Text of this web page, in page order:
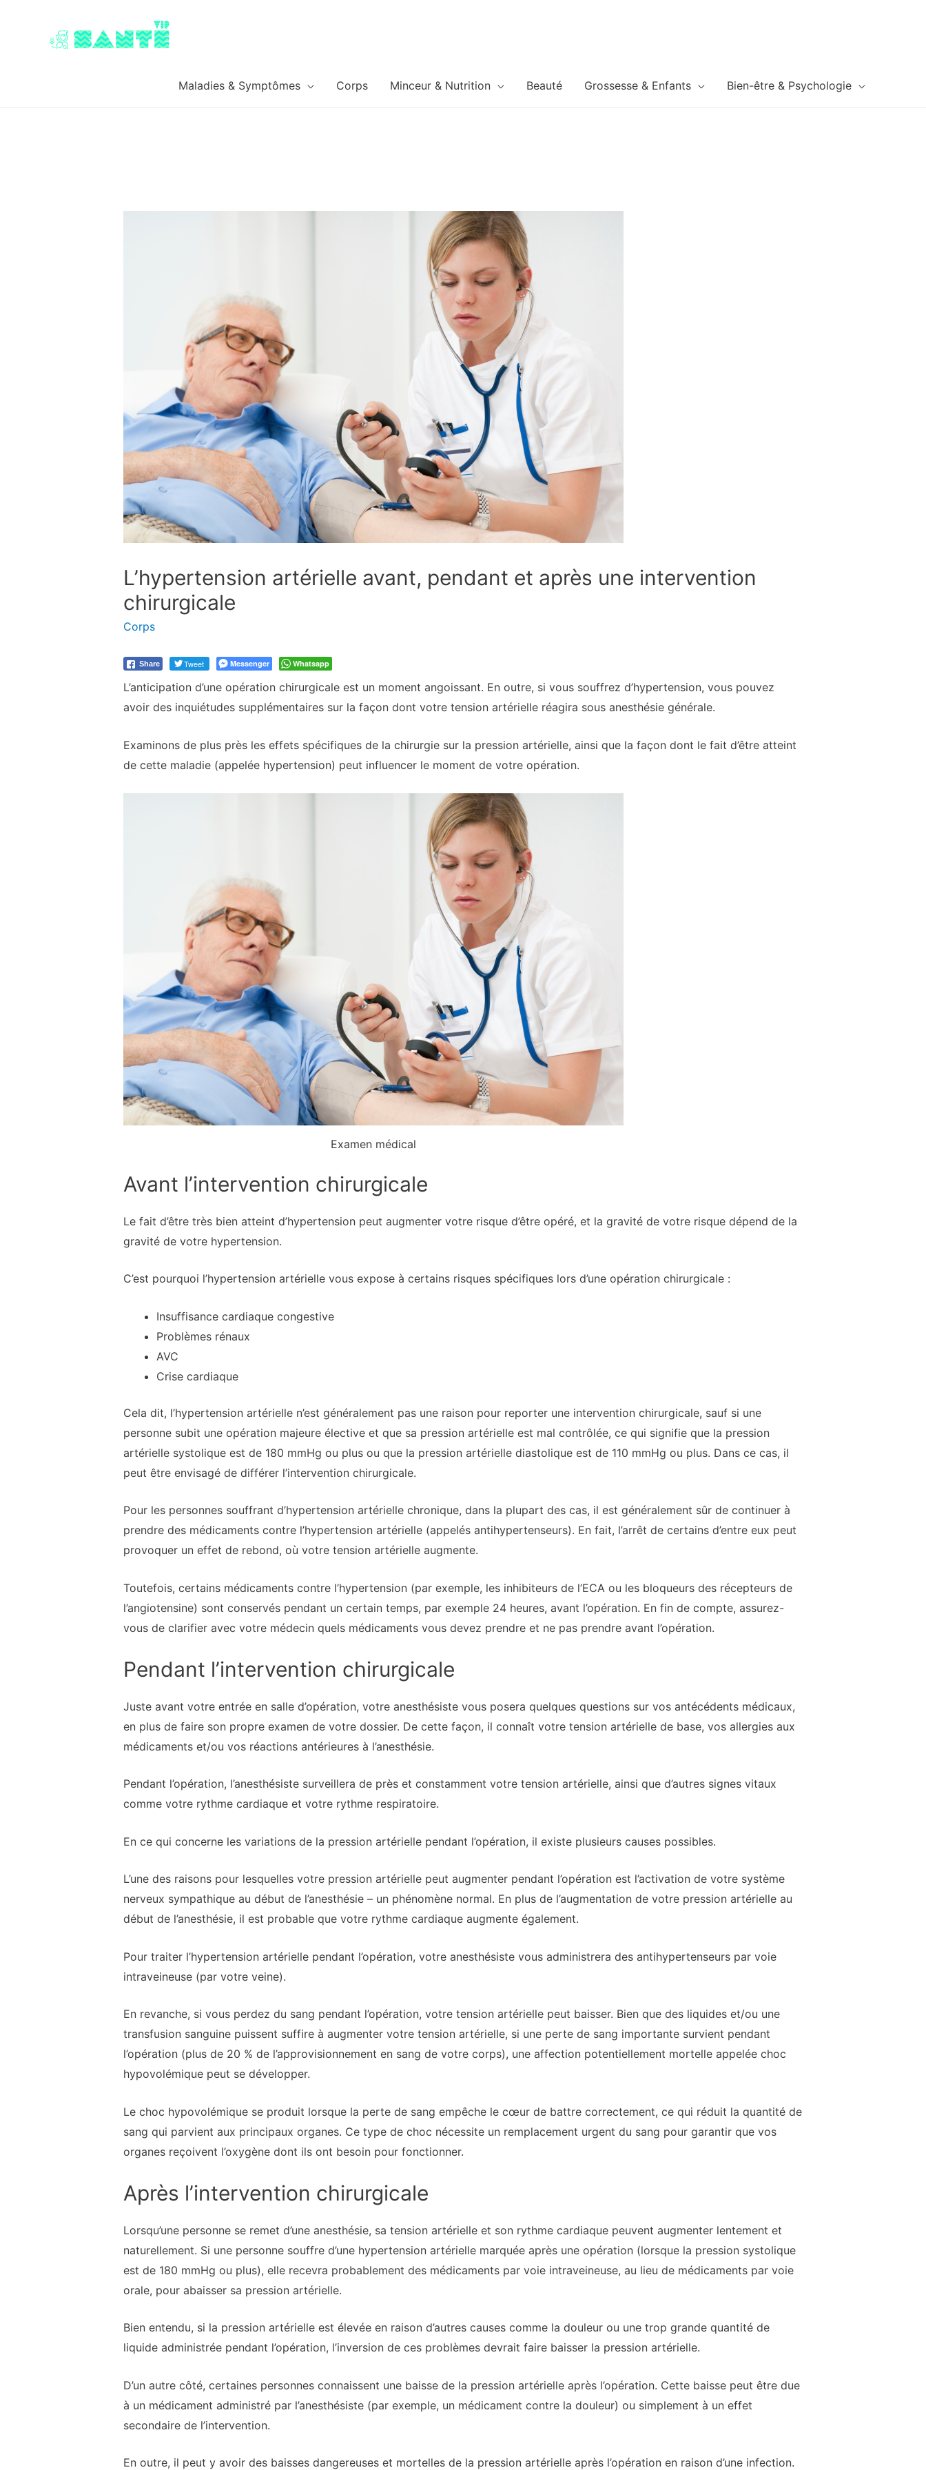
Maladies & Symptômes Corps Minceur & Nutrition Beauté Grossesse & Enfants Bien-être & Psychologie
L’hypertension artérielle avant, pendant et après une intervention
chirurgicale
Corps
Share Tweet Messenger Whatsapp
L’anticipation d’une opération chirurgicale est un moment angoissant. En outre, si vous souffrez d’hypertension, vous pouvez
avoir des inquiétudes supplémentaires sur la façon dont votre tension artérielle réagira sous anesthésie générale.
Examinons de plus près les effets spécifiques de la chirurgie sur la pression artérielle, ainsi que la façon dont le fait d’être atteint
de cette maladie (appelée hypertension) peut influencer le moment de votre opération.
Examen médical
Avant l’intervention chirurgicale
Le fait d’être très bien atteint d’hypertension peut augmenter votre risque d’être opéré, et la gravité de votre risque dépend de la
gravité de votre hypertension.
C’est pourquoi l’hypertension artérielle vous expose à certains risques spécifiques lors d’une opération chirurgicale :
Insuffisance cardiaque congestive
Problèmes rénaux
AVC
Crise cardiaque
Cela dit, l’hypertension artérielle n’est généralement pas une raison pour reporter une intervention chirurgicale, sauf si une
personne subit une opération majeure élective et que sa pression artérielle est mal contrôlée, ce qui signifie que la pression
artérielle systolique est de 180 mmHg ou plus ou que la pression artérielle diastolique est de 110 mmHg ou plus. Dans ce cas, il
peut être envisagé de différer l’intervention chirurgicale.
Pour les personnes souffrant d’hypertension artérielle chronique, dans la plupart des cas, il est généralement sûr de continuer à
prendre des médicaments contre l’hypertension artérielle (appelés antihypertenseurs). En fait, l’arrêt de certains d’entre eux peut
provoquer un effet de rebond, où votre tension artérielle augmente.
Toutefois, certains médicaments contre l’hypertension (par exemple, les inhibiteurs de l’ECA ou les bloqueurs des récepteurs de
l’angiotensine) sont conservés pendant un certain temps, par exemple 24 heures, avant l’opération. En fin de compte, assurez-
vous de clarifier avec votre médecin quels médicaments vous devez prendre et ne pas prendre avant l’opération.
Pendant l’intervention chirurgicale
Juste avant votre entrée en salle d’opération, votre anesthésiste vous posera quelques questions sur vos antécédents médicaux,
en plus de faire son propre examen de votre dossier. De cette façon, il connaît votre tension artérielle de base, vos allergies aux
médicaments et/ou vos réactions antérieures à l’anesthésie.
Pendant l’opération, l’anesthésiste surveillera de près et constamment votre tension artérielle, ainsi que d’autres signes vitaux
comme votre rythme cardiaque et votre rythme respiratoire.
En ce qui concerne les variations de la pression artérielle pendant l’opération, il existe plusieurs causes possibles.
L’une des raisons pour lesquelles votre pression artérielle peut augmenter pendant l’opération est l’activation de votre système
nerveux sympathique au début de l’anesthésie – un phénomène normal. En plus de l’augmentation de votre pression artérielle au
début de l’anesthésie, il est probable que votre rythme cardiaque augmente également.
Pour traiter l’hypertension artérielle pendant l’opération, votre anesthésiste vous administrera des antihypertenseurs par voie
intraveineuse (par votre veine).
En revanche, si vous perdez du sang pendant l’opération, votre tension artérielle peut baisser. Bien que des liquides et/ou une
transfusion sanguine puissent suffire à augmenter votre tension artérielle, si une perte de sang importante survient pendant
l’opération (plus de 20 % de l’approvisionnement en sang de votre corps), une affection potentiellement mortelle appelée choc
hypovolémique peut se développer.
Le choc hypovolémique se produit lorsque la perte de sang empêche le cœur de battre correctement, ce qui réduit la quantité de
sang qui parvient aux principaux organes. Ce type de choc nécessite un remplacement urgent du sang pour garantir que vos
organes reçoivent l’oxygène dont ils ont besoin pour fonctionner.
Après l’intervention chirurgicale
Lorsqu’une personne se remet d’une anesthésie, sa tension artérielle et son rythme cardiaque peuvent augmenter lentement et
naturellement. Si une personne souffre d’une hypertension artérielle marquée après une opération (lorsque la pression systolique
est de 180 mmHg ou plus), elle recevra probablement des médicaments par voie intraveineuse, au lieu de médicaments par voie
orale, pour abaisser sa pression artérielle.
Bien entendu, si la pression artérielle est élevée en raison d’autres causes comme la douleur ou une trop grande quantité de
liquide administrée pendant l’opération, l’inversion de ces problèmes devrait faire baisser la pression artérielle.
D’un autre côté, certaines personnes connaissent une baisse de la pression artérielle après l’opération. Cette baisse peut être due
à un médicament administré par l’anesthésiste (par exemple, un médicament contre la douleur) ou simplement à un effet
secondaire de l’intervention.
En outre, il peut y avoir des baisses dangereuses et mortelles de la pression artérielle après l’opération en raison d’une infection.